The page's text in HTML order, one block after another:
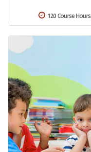
120 Course Hours